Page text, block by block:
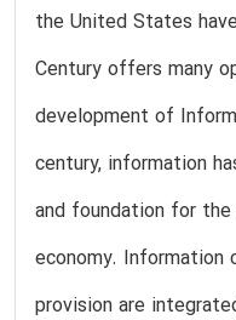
the United States
Century offers many
development of
century, information
and foundation for
economy. Information
provision are